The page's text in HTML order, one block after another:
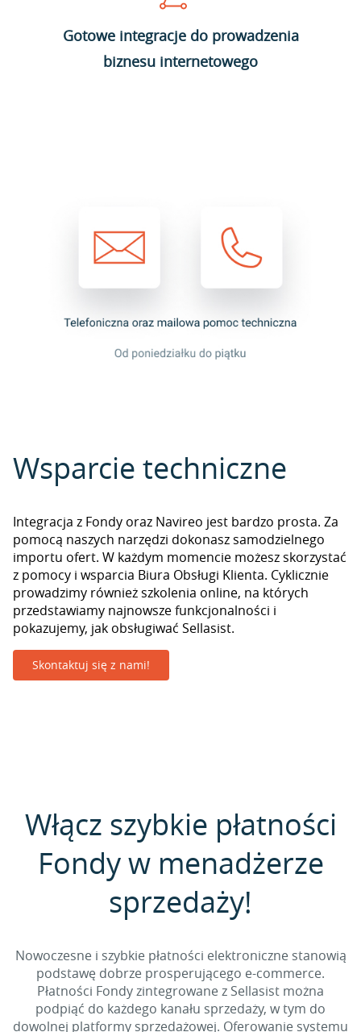
Gotowe integracje do prowadzenia
biznesu internetowego
Wsparcie techniczne
Integracja z Fondy oraz Navireo jest bardzo prosta. Za
pomocą naszych narzędzi dokonasz samodzielnego
importu ofert. W każdym momencie możesz skorzystać
z pomocy i wsparcia Biura Obsługi Klienta. Cyklicznie
prowadzimy również szkolenia online, na których
przedstawiamy najnowsze funkcjonalności i
pokazujemy, jak obsługiwać Sellasist.
Skontaktuj się z nami!
Włącz szybkie płatności
Fondy w menadżerze
sprzedaży!
Nowoczesne i szybkie płatności elektroniczne stanowią
podstawę dobrze prosperującego e-commerce.
Płatności Fondy zintegrowane z Sellasist można
podpiąć do każdego kanału sprzedaży, w tym do
dowolnej platformy sprzedażowej. Oferowanie systemu